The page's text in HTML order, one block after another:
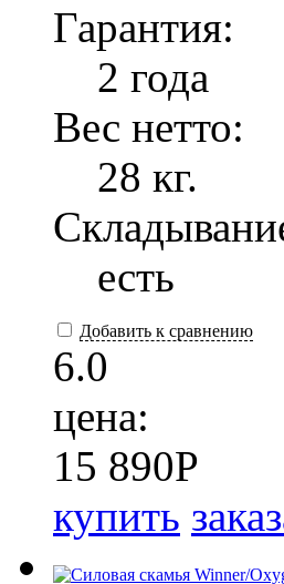
Гарантия:
2 года
Вес нетто:
28 кг.
есть
Добавить к сравнению
6.0
цена:
15 890P
купить